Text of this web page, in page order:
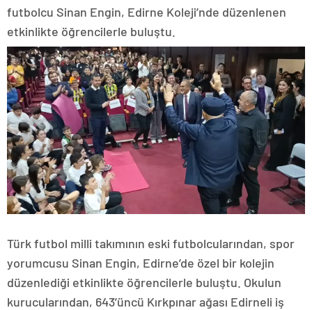
futbolcu Sinan Engin, Edirne Koleji’nde düzenlenen
etkinlikte öğrencilerle buluştu.
Türk futbol milli takımının eski futbolcularından, spor
yorumcusu Sinan Engin, Edirne’de özel bir kolejin
düzenlediği etkinlikte öğrencilerle buluştu. Okulun
kurucularından, 643’üncü Kırkpınar ağası Edirneli iş